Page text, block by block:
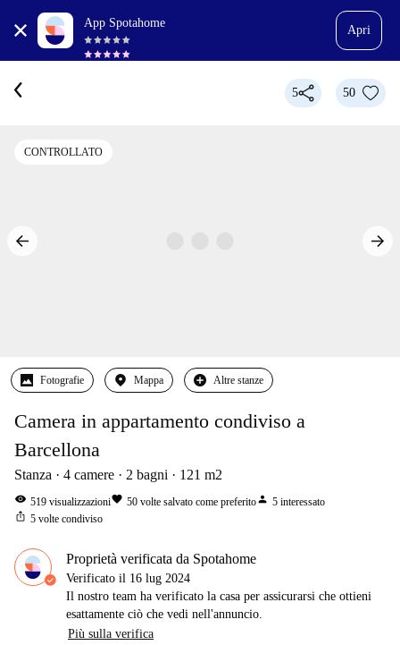
App Spotahome
Apri
5 50
CONTROLLATO
Fotografie Mappa Altre stanze
Camera in appartamento condiviso a
Barcellona
Stanza 4 camere 2 bagni 121 m2
visibility 519 visualizzazionifavorite 50 volte salvato come preferitoperson 5 interessato
ios_share 5 volte condiviso
Proprietà verificata da Spotahome
Verificato il 16 lug 2024
Il nostro team ha verificato la casa per assicurarsi che ottieni
esattamente ciò che vedi nell'annuncio.
Più sulla verifica